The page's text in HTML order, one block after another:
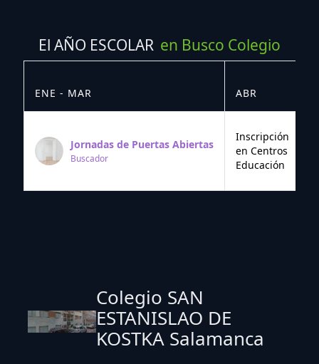
El AÑO ESCOLAR en Busco Colegio
ENE - MAR ABR
Jornadas de Puertas Abiertas
Buscador
Inscripción
en Centros
Educación
Colegio SAN
ESTANISLAO DE
KOSTKA Salamanca